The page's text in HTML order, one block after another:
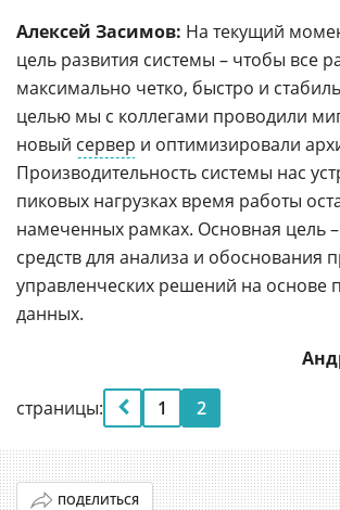
Алексей Засимов: На текущий
цель развития системы – чтобы все
максимально четко, быстро и
целью мы с коллегами проводили
новый сервер и оптимизировали
Производительность системы нас
пиковых нагрузках время работы
намеченных рамках. Основная цель
средств для анализа и обоснования
управленческих решений на основе
данных.
страницы: 1 2
ПОДЕЛИТЬСЯ